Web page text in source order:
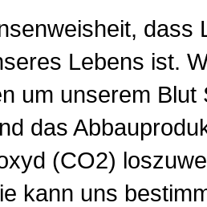
dass
Lebens ist.
um unserem Blut
das
(CO2)
kann uns